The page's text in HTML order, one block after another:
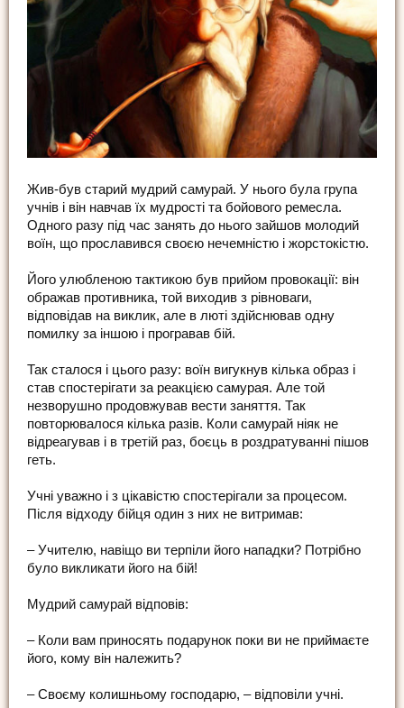
Жив-був старий мудрий самурай. У нього була група
учнів і він навчав їх мудрості та бойового ремесла.
Одного разу під час занять до нього зайшов молодий
воїн, що прославився своєю нечемністю і жорстокістю.
Його улюбленою тактикою був прийом провокації: він
ображав противника, той виходив з рівноваги,
відповідав на виклик, але в люті здійснював одну
помилку за іншою і програвав бій.
Так сталося і цього разу: воїн вигукнув кілька образ і
став спостерігати за реакцією самурая. Але той
незворушно продовжував вести заняття. Так
повторювалося кілька разів. Коли самурай ніяк не
відреагував і в третій раз, боєць в роздратуванні пішов
геть.
Учні уважно і з цікавістю спостерігали за процесом.
Після відходу бійця один з них не витримав:
– Учителю, навіщо ви терпіли його нападки? Потрібно
було викликати його на бій!
Мудрий самурай відповів:
– Коли вам приносять подарунок поки ви не приймаєте
його, кому він належить?
– Своєму колишньому господарю, – відповіли учні.